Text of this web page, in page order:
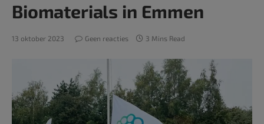
Biomaterials in Emmen
13 oktober 2023 Geen reacties 3 Mins Read